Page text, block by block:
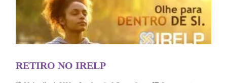
RETIRO NO IRELP